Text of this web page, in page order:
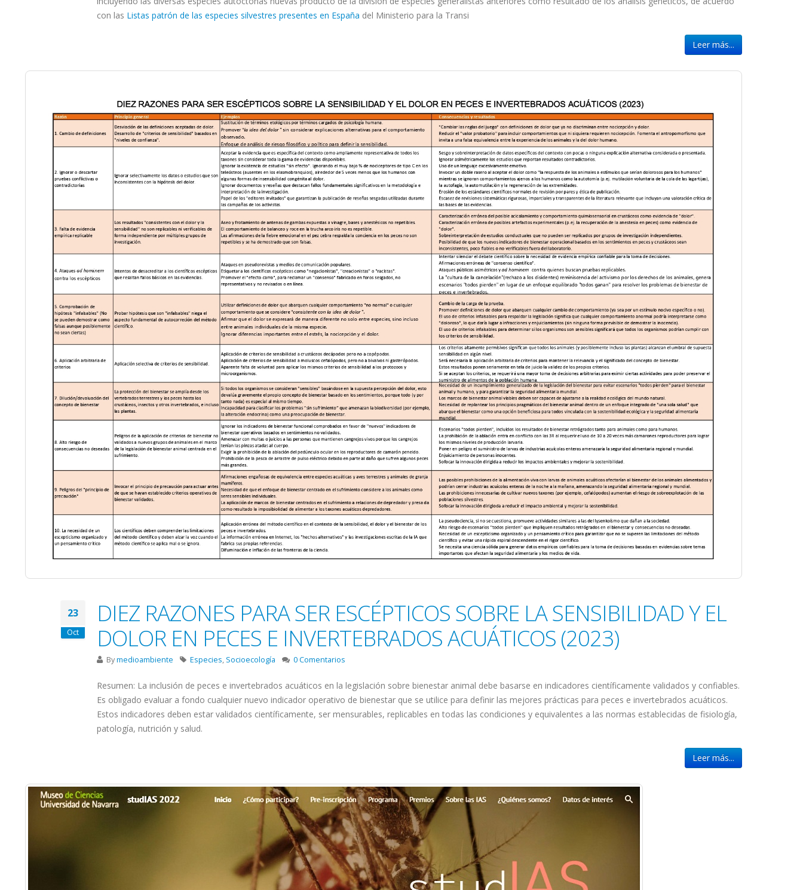
con las Listas patrón de las especies silvestres presentes en España del Ministerio para la Transi
Leer más...
23
Oct
DIEZ RAZONES PARA SER ESCÉPTICOS SOBRE LA SENSIBILIDAD Y EL
DOLOR EN PECES E INVERTEBRADOS ACUÁTICOS (2023)
Bymedioambiente Especies, Socioecología 0 Comentarios
Resumen: La inclusión de peces e invertebrados acuáticos en la legislación sobre bienestar animal debe basarse en indicadores científicamente validados y confiables.
Es obligado evaluar a fondo cualquier nuevo indicador operativo de bienestar que se utilice para definir las mejores prácticas para peces e invertebrados acuáticos.
Estos indicadores deben estar validados científicamente, ser mensurables, replicables en todas las condiciones y equivalentes a las normas establecidas de fisiología,
patología, nutrición y salud.
Leer más...